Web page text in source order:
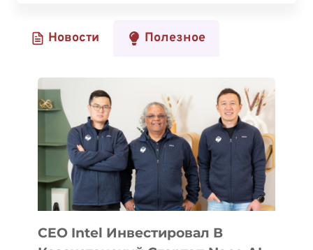
КАЗАХСТАНА
60
МИЛЛИОНОВ
СКАЧИВАНИЙ
Новости Полезное
CEO Intel Инвестировал В